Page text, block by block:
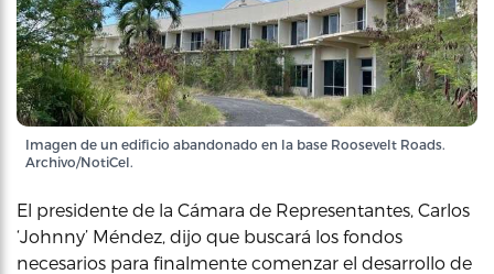
Imagen de un edificio abandonado en la base Roosevelt Roads.
Archivo/NotiCel.
El presidente de la Cámara de Representantes, Carlos
‘Johnny’ Méndez, dijo que buscará los fondos
necesarios para finalmente comenzar el desarrollo de